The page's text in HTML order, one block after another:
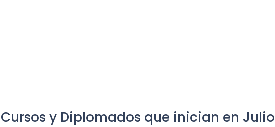
Cursos y Diplomados que inician en Julio